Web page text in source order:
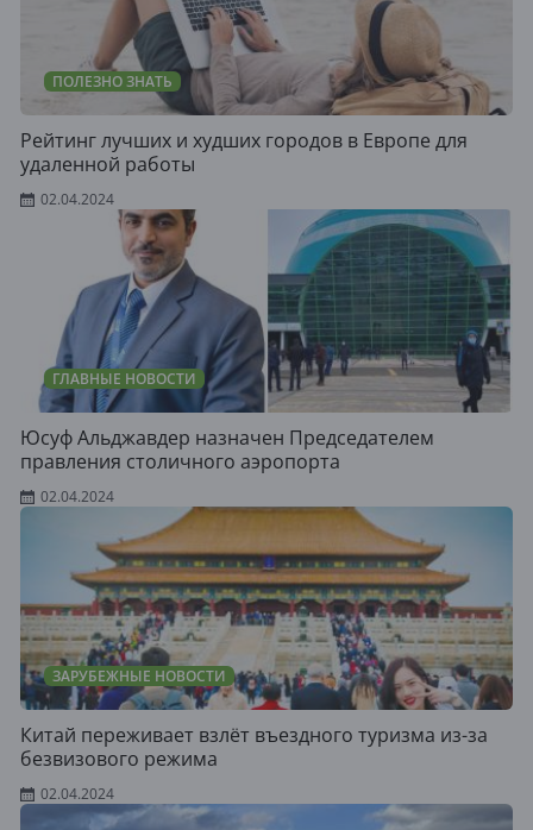
ПОЛЕЗНО ЗНАТЬ
Рейтинг лучших и худших городов в Европе для
удаленной работы
02.04.2024
ГЛАВНЫЕ НОВОСТИ
Юсуф Альджавдер назначен Председателем
правления столичного аэропорта
02.04.2024
ЗАРУБЕЖНЫЕ НОВОСТИ
Китай переживает взлёт въездного туризма из-за
безвизового режима
02.04.2024